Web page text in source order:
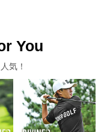
You
気！